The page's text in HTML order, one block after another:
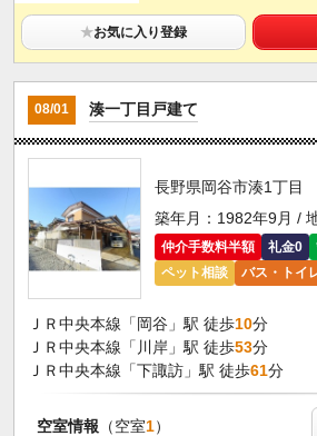
★お気に入り登録
08/01 湊一丁目戸建て
長野県岡谷市湊1丁目
築年月：1982年9月 /
仲介手数料半額 礼金0
ペット相談
バス・トイ
ＪＲ中央本線「岡谷」駅 徒歩10分
ＪＲ中央本線「川岸」駅 徒歩53分
ＪＲ中央本線「下諏訪」駅 徒歩61分
空室情報 （空室1）